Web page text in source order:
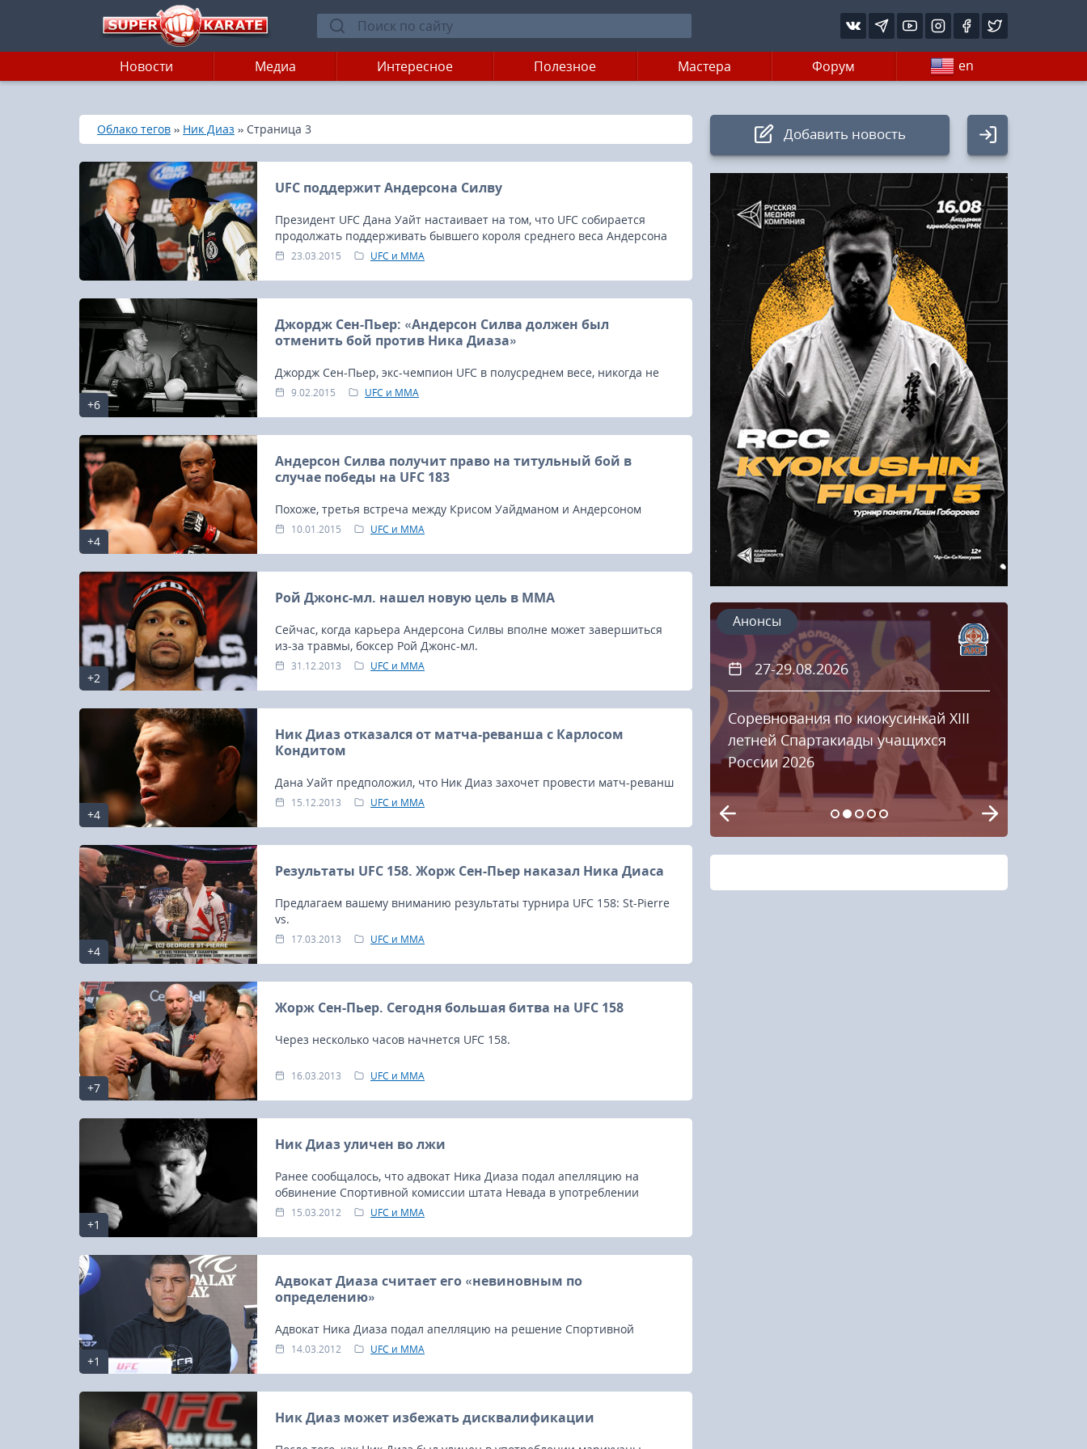
Новости Медиа Интересное Полезное Мастера Форум en
Главная
»
Облако тегов » Ник Диаз » Страница 3
UFC поддержит Андерсона Силву
Президент UFC Дана Уайт настаивает на том, что UFC собирается
продолжать поддерживать бывшего короля среднего веса Андерсона
Силву.
23.03.2015 UFC и MMA
+6
Джордж Сен-Пьер: «Андерсон Силва должен был
отменить бой против Ника Диаза»
Джордж Сен-Пьер, экс-чемпион UFC в полусреднем весе, никогда не
скрывал своего резко негативного отношения к запрещенным
9.02.2015 UFC и MMA
+4
Андерсон Силва получит право на титульный бой в
случае победы на UFC 183
Похоже, третья встреча между Крисом Уайдманом и Андерсоном
Силва вполне может стать реальностью.
10.01.2015 UFC и MMA
+2
Рой Джонс-мл. нашел новую цель в ММА
Сейчас, когда карьера Андерсона Силвы вполне может завершиться
из-за травмы, боксер Рой Джонс-мл.
31.12.2013 UFC и MMA
+4
Ник Диаз отказался от матча-реванша с Карлосом
Кондитом
Дана Уайт предположил, что Ник Диаз захочет провести матч-реванш
против Карлоса Кондита, Кондит был готов к бою, но вот сам Диаз, как
октагона.
15.12.2013 UFC и MMA
+4
Результаты UFC 158. Жорж Сен-Пьер наказал Ника Диаса
Предлагаем вашему вниманию результаты турнира UFC 158: St-Pierre
vs.
17.03.2013 UFC и MMA
+7
Жорж Сен-Пьер. Сегодня большая битва на UFC 158
Через несколько часов начнется UFC 158.
16.03.2013 UFC и MMA
+1
Ник Диаз уличен во лжи
Ранее сообщалось, что адвокат Ника Диаза подал апелляцию на
обвинение Спортивной комиссии штата Невада в употреблении
Диазом марихуаны.
15.03.2012 UFC и MMA
+1
Адвокат Диаза считает его «невиновным по
определению»
Адвокат Ника Диаза подал апелляцию на решение Спортивной
комиссии штата Невада о применении против экс-чемпиона
14.03.2012 UFC и MMA
Ник Диаз может избежать дисквалификации
Добавить новость
Авторизация
Логин:
Пароль
Войти
Напомнить пароль
Регистрация
23-25.10.2026
Spanish Autumn Camp 2026
27-29.08.2026
Соревнования по киокусинкай XIII
летней Спартакиады учащихся
России 2026
Анонсы